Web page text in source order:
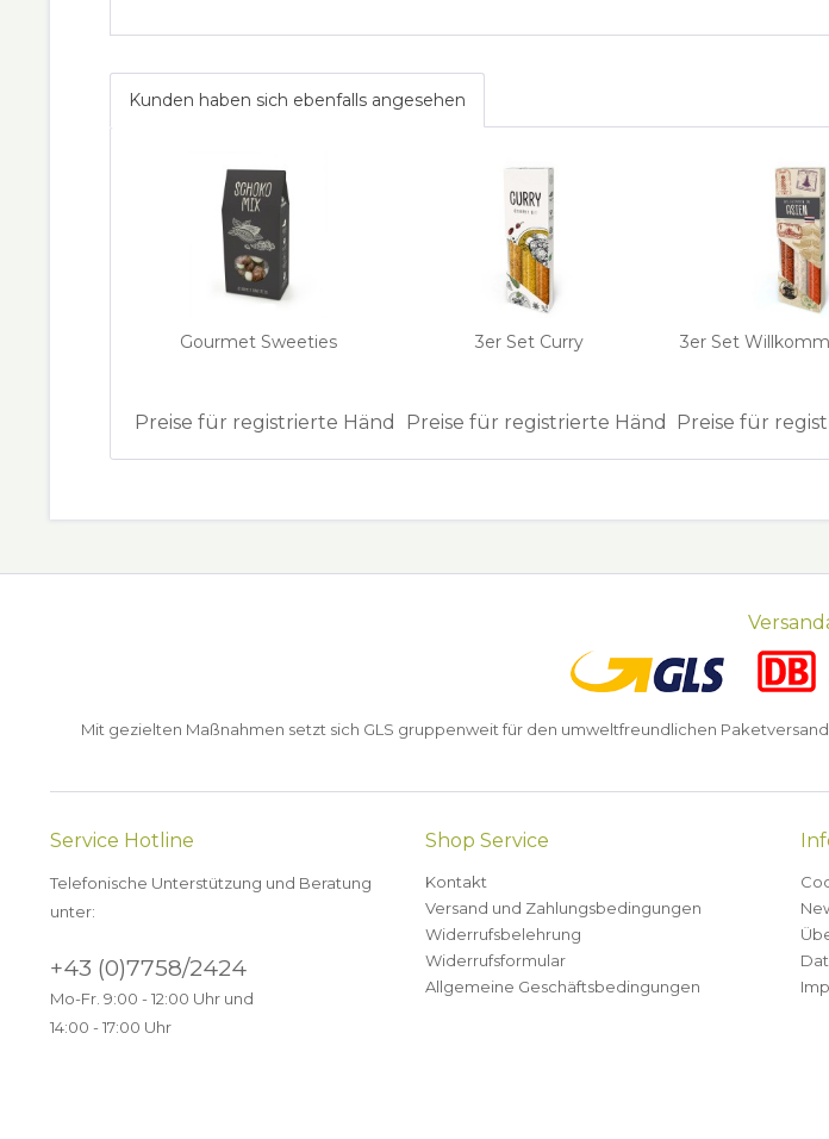
Kunden haben sich ebenfalls angesehen
Gourmet Sweeties
Preise für registrierte Händler
3er Set Curry
Preise für registrierte Händler
3er Set
Preise für
Mit gezielten Maßnahmen setzt sich GLS gruppenweit für den umweltfreundlichen
Service Hotline
Telefonische Unterstützung und Beratung
unter:
+43 (0)7758/2424
Mo-Fr. 9:00 - 12:00 Uhr und
14:00 - 17:00 Uhr
Shop Service
Kontakt
Versand und Zahlungsbedingungen
Widerrufsbelehrung
Widerrufsformular
Allgemeine Geschäftsbedingungen